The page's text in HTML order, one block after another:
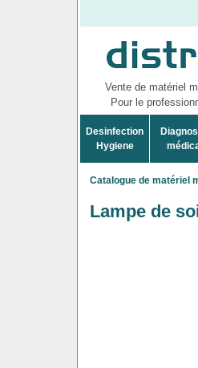
Vente de matériel
Pour le
Desinfection
Hygiene
Catalogue de matériel
Lampe de